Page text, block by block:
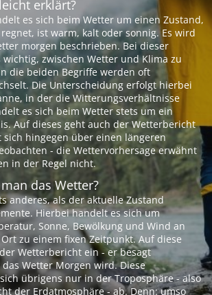
erklärt?
es sich beim Wetter um einen Zustand,
ist warm, kalt oder sonnig. Es wird
morgen beschrieben. Bei dieser
wichtig, zwischen Wetter und Klima zu
die beiden Begriffe werden oft
Die Unterscheidung erfolgt hierbei
in der die Witterungsverhältnisse
es sich beim Wetter stets um ein
Auf dieses geht auch der Wetterbericht
sich hingegen über einen längeren
- die Wettervorhersage erwähnt
in der Regel nicht.
das Wetter?
anderes, als der aktuelle Zustand
Hierbei handelt es sich um
Sonne, Bewölkung und Wind an
zu einem fixen Zeitpunkt. Auf diese
Wetterbericht ein - er besagt
Wetter Morgen wird. Diese
übrigens nur in der Troposphäre - also
der Erdatmosphäre - ab. Denn: umso